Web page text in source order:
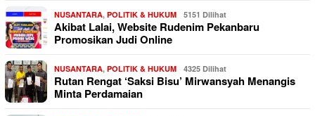
NUSANTARA, POLITIK & HUKUM 5151 Dilihat
Akibat Lalai, Website Rudenim Pekanbaru
Promosikan Judi Online
NUSANTARA, POLITIK & HUKUM 4325 Dilihat
Rutan Rengat ‘Saksi Bisu’ Mirwansyah Menangis
Minta Perdamaian